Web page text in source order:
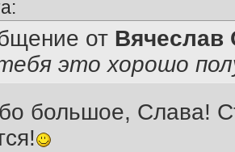
от Вячеслав
это хорошо
большое, Слава!